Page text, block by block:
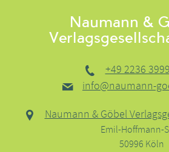
Naumann &
+49 2236
info@naumann-
Naumann & Göbel
Emil-Hoffmann-
50996 Köln